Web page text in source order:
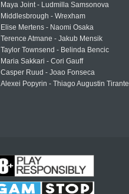
Maya Joint - Ludmilla Samsonova
Middlesbrough - Wrexham
Elise Mertens - Naomi Osaka
Terence Atmane - Jakub Mensik
Taylor Townsend - Belinda Bencic
Maria Sakkari - Cori Gauff
Casper Ruud - Joao Fonseca
Alexei Popyrin - Thiago Augustin Tirante